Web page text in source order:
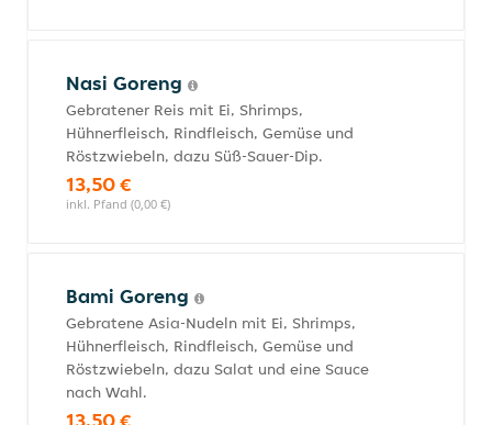
Nasi Goreng
Gebratener Reis mit Ei, Shrimps,
Hühnerfleisch, Rindfleisch, Gemüse und
Röstzwiebeln, dazu Süß-Sauer-Dip.
13,50 €
inkl. Pfand (0,00 €)
Bami Goreng
Gebratene Asia-Nudeln mit Ei, Shrimps,
Hühnerfleisch, Rindfleisch, Gemüse und
Röstzwiebeln, dazu Salat und eine Sauce
nach Wahl.